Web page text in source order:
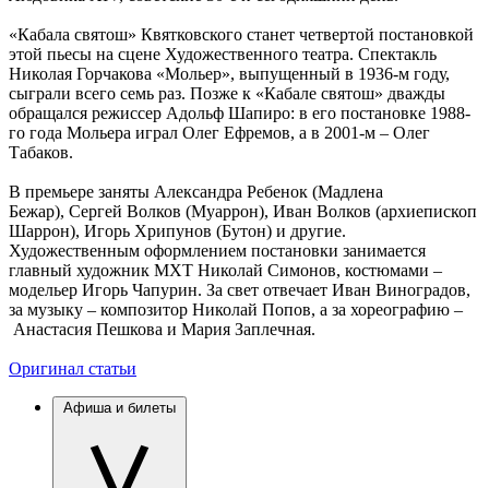
«Кабала святош» Квятковского станет четвертой постановкой
этой пьесы на сцене Художественного театра. Спектакль
Николая Горчакова «Мольер», выпущенный в 1936-м году,
сыграли всего семь раз. Позже к «Кабале святош» дважды
обращался режиссер Адольф Шапиро: в его постановке 1988-
го года Мольера играл Олег Ефремов, а в 2001-м – Олег
Табаков.
В премьере заняты Александра Ребенок (Мадлена
Бежар), Сергей Волков (Муаррон), Иван Волков (архиепископ
Шаррон), Игорь Хрипунов (Бутон) и другие.
Художественным оформлением постановки занимается
главный художник МХТ Николай Симонов, костюмами –
модельер Игорь Чапурин. За свет отвечает Иван Виноградов,
за музыку – композитор Николай Попов, а за хореографию –
Анастасия Пешкова и Мария Заплечная.
Оригинал статьи
Афиша и билеты